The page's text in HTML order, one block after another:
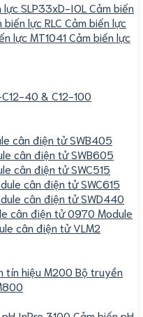
lực SLP33xD-IOL Cảm biến
biến lực RLC Cảm biến lực
lực MT1041Cảm biến lực
40 & C12-100
cân điện tử SWB405
cân điện tử SWB605
cân điện tử SWC515
cân điện tử SWC615
cân điện tử SWD440
cân điện tử 0970 Module
cân điện tử VLM2
tín hiệu M200 Bộ truyền